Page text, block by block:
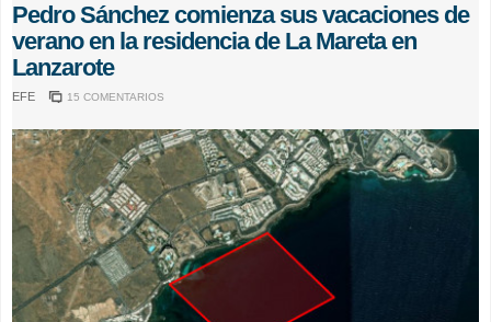
Pedro Sánchez comienza sus vacaciones de
verano en la residencia de La Mareta en
Lanzarote
EFE 15 COMENTARIOS